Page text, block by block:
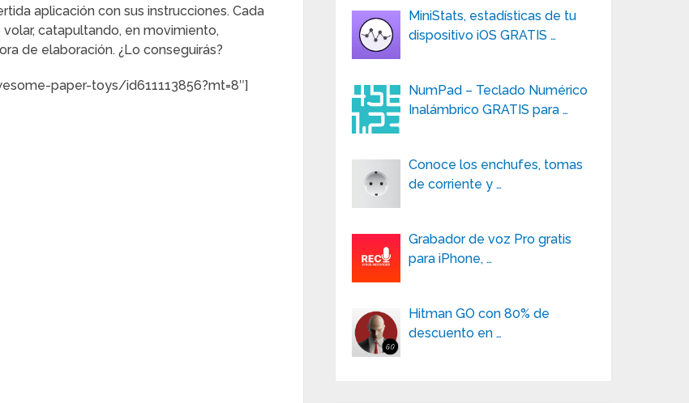
aplicación con sus instrucciones. Cada
catapultando, en movimiento,
de elaboración. ¿Lo conseguirás?
paper-toys/id611113856?mt=8″]
MiniStats, estadísticas de tu
dispositivo iOS GRATIS …
NumPad – Teclado Numérico
Inalámbrico GRATIS para …
Conoce los enchufes, tomas
de corriente y …
Grabador de voz Pro gratis
para iPhone, …
Hitman GO con 80% de
descuento en …